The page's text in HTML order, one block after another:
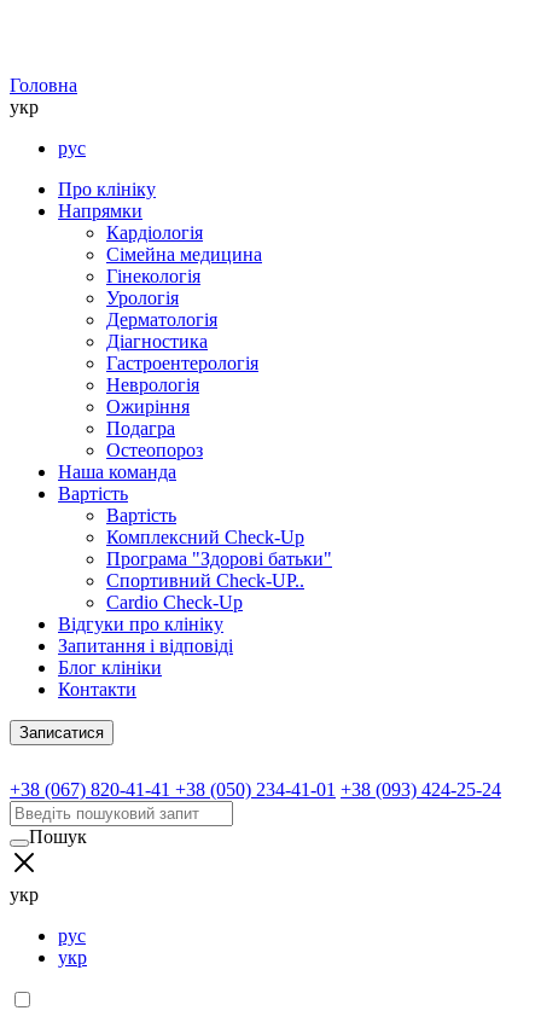
Головна
укр
рус
Про клініку
Напрямки
Кардіологія
Сімейна медицина
Гінекологія
Урологія
Дерматологія
Діагностика
Гастроентерологія
Неврологія
Ожиріння
Подагра
Остеопороз
Наша команда
Вартість
Вартість
Комплексний Check-Up
Програма "Здорові батьки"
Спортивний Check-UP..
Cardio Check-Up
Відгуки про клініку
Запитання і відповіді
Блог клініки
Контакти
Записатися
+38 (067) 820-41-41 +38 (050) 234-41-01 +38 (093) 424-25-24
Пошук
укр
рус
укр